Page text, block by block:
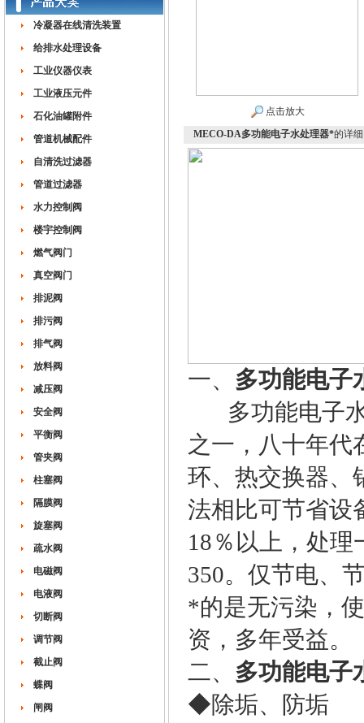
冷凝器在线清洗装置
给排水处理设备
工业仪器仪表
工业液压元件
石化油罐附件
管道机械配件
自清洗过滤器
管道过滤器
水力控制阀
楼宇控制阀
燃气阀门
真空阀门
排泥阀
排污阀
排气阀
放料阀
减压阀
安全阀
平衡阀
管夹阀
柱塞阀
隔膜阀
旋塞阀
疏水阀
电磁阀
电液阀
切断阀
调节阀
截止阀
蝶阀
闸阀
点击放大
MECO-DA多功能电子水处理器*的详
一、 多功能电子
多功能电子水
之一，八十年代
环、热交换器、
法相比可节省设
18％以上，处理
350。仅节电、
*的是无污染，
资，多年受益。
二、 多功能电子
◆除垢、防垢